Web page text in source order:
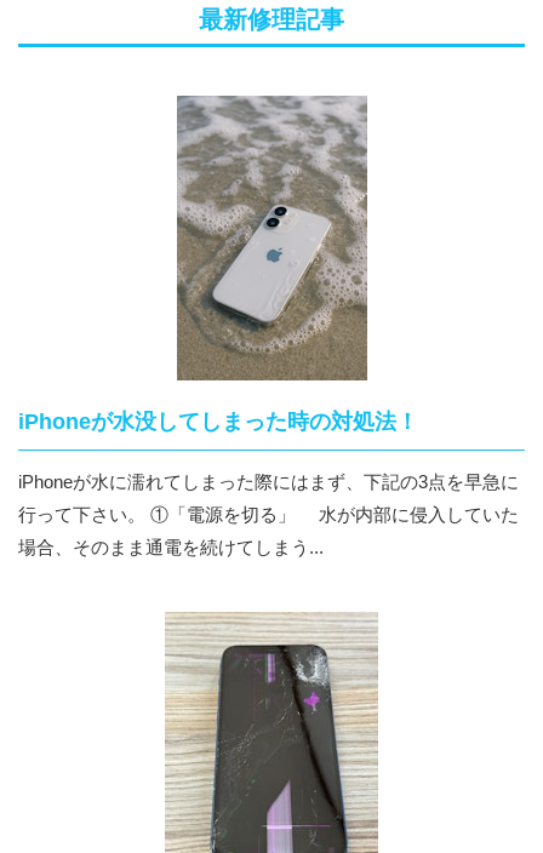
最新修理記事
iPhoneが水没してしまった時の対処法！
iPhoneが水に濡れてしまった際にはまず、下記の3点を早急に
行って下さい。 ①「電源を切る」 水が内部に侵入していた
場合、そのまま通電を続けてしまう...